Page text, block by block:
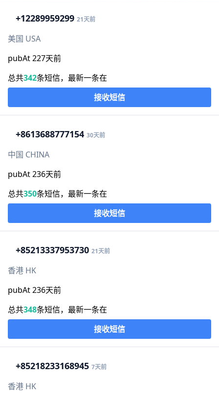
+12289959299 21天前
美国 USA
pubAt 227天前
总共342条短信，最新一条在
接收短信
+8613688777154 30天前
中国 CHINA
pubAt 236天前
总共350条短信，最新一条在
接收短信
+85213337953730 21天前
香港 HK
pubAt 236天前
总共348条短信，最新一条在
接收短信
+85218233168945 7天前
香港 HK